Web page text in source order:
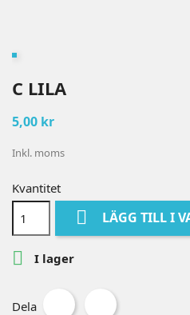
C LILA
5,00 kr
Inkl. moms
Kvantitet
 LÄGG TILL I
 I lager
Dela